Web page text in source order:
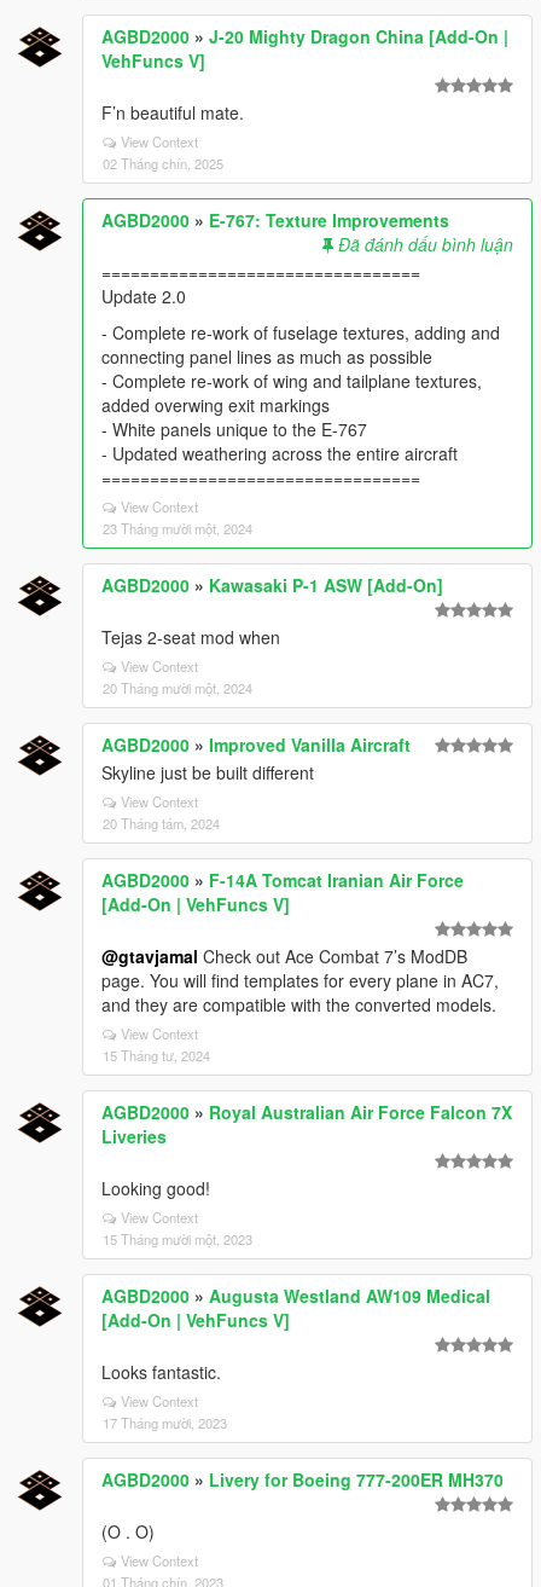
AGBD2000 » J-20 Mighty Dragon China [Add-On |
VehFuncs V]
F’n beautiful mate.
View Context
02 Tháng chín, 2025
AGBD2000 » E-767: Texture Improvements
Đã đánh dấu bình luận
=================================
Update 2.0
- Complete re-work of fuselage textures, adding and
connecting panel lines as much as possible
- Complete re-work of wing and tailplane textures,
added overwing exit markings
- White panels unique to the E-767
- Updated weathering across the entire aircraft
=================================
View Context
23 Tháng mười một, 2024
AGBD2000 » Kawasaki P-1 ASW [Add-On]
Tejas 2-seat mod when
View Context
20 Tháng mười một, 2024
AGBD2000 » Improved Vanilla Aircraft
Skyline just be built different
View Context
20 Tháng tám, 2024
AGBD2000 » F-14A Tomcat Iranian Air Force
[Add-On | VehFuncs V]
@gtavjamal Check out Ace Combat 7’s ModDB
page. You will find templates for every plane in AC7,
and they are compatible with the converted models.
View Context
15 Tháng tư, 2024
AGBD2000 » Royal Australian Air Force Falcon 7X
Liveries
Looking good!
View Context
15 Tháng mười một, 2023
AGBD2000 » Augusta Westland AW109 Medical
[Add-On | VehFuncs V]
Looks fantastic.
View Context
17 Tháng mười, 2023
AGBD2000 » Livery for Boeing 777-200ER MH370
(O . O)
View Context
01 Tháng chín, 2023